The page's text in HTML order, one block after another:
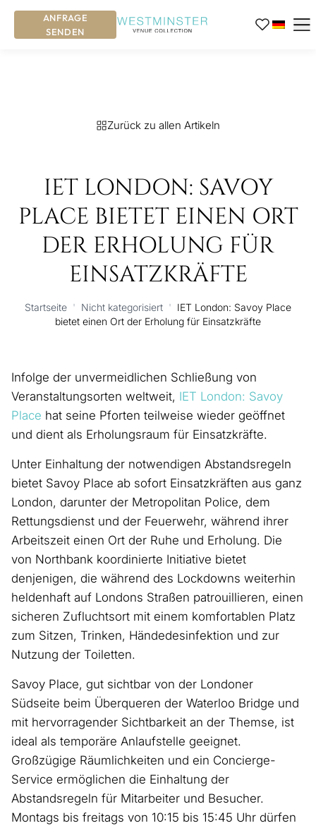
ANFRAGE
SENDEN
Zurück zu allen Artikeln
IET LONDON: SAVOY
PLACE BIETET EINEN ORT
DER ERHOLUNG FÜR
EINSATZKRÄFTE
Startseite ' Nicht kategorisiert ' IET London: Savoy Place
bietet einen Ort der Erholung für Einsatzkräfte
Infolge der unvermeidlichen Schließung von
Veranstaltungsorten weltweit, IET London: Savoy
Place hat seine Pforten teilweise wieder geöffnet
und dient als Erholungsraum für Einsatzkräfte.
Unter Einhaltung der notwendigen Abstandsregeln
bietet Savoy Place ab sofort Einsatzkräften aus ganz
London, darunter der Metropolitan Police, dem
Rettungsdienst und der Feuerwehr, während ihrer
Arbeitszeit einen Ort der Ruhe und Erholung. Die
von Northbank koordinierte Initiative bietet
denjenigen, die während des Lockdowns weiterhin
heldenhaft auf Londons Straßen patrouillieren, einen
sicheren Zufluchtsort mit einem komfortablen Platz
zum Sitzen, Trinken, Händedesinfektion und zur
Nutzung der Toiletten.
Savoy Place, gut sichtbar von der Londoner
Südseite beim Überqueren der Waterloo Bridge und
mit hervorragender Sichtbarkeit an der Themse, ist
ideal als temporäre Anlaufstelle geeignet.
Großzügige Räumlichkeiten und ein Concierge-
Service ermöglichen die Einhaltung der
Abstandsregeln für Mitarbeiter und Besucher.
Montags bis freitags von 10:15 bis 15:45 Uhr dürfen